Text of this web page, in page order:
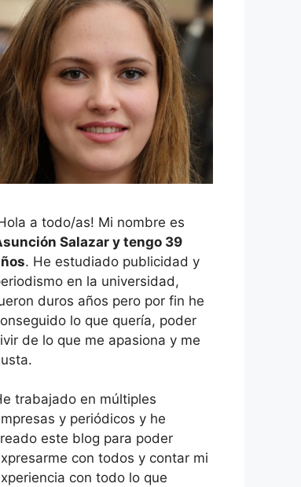
a todo/as! Mi nombre es
Salazar y tengo 39
. He estudiado publicidad y
en la universidad,
duros años pero por fin he
lo que quería, poder
de lo que me apasiona y me
trabajado en múltiples
y periódicos y he
este blog para poder
con todos y contar mi
con todo lo que